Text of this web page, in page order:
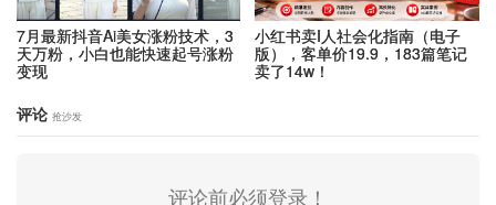
7月最新抖音Ai美女涨粉技术，3
天万粉，小白也能快速起号涨粉
变现
小红书卖I人社会化指南（电子
版），客单价19.9，183篇笔记
卖了14w！
评论 抢沙发
评论前必须登录！